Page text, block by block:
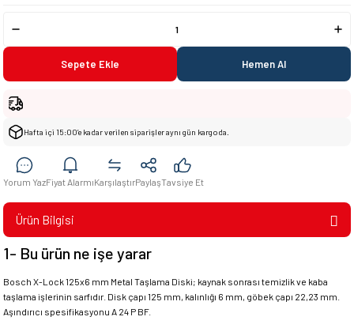
Sepete Ekle Hemen Al
Hafta içi 15:00’e kadar verilen siparişler aynı gün kargoda.
Yorum YazFiyat AlarmıKarşılaştırPaylaşTavsiye Et
Ürün Bilgisi
1- Bu ürün ne işe yarar
Bosch X-Lock 125x6 mm Metal Taşlama Diski; kaynak sonrası temizlik ve kaba
taşlama işlerinin sarfıdır. Disk çapı 125 mm, kalınlığı 6 mm, göbek çapı 22,23 mm.
Aşındırıcı spesifikasyonu A 24 P BF.